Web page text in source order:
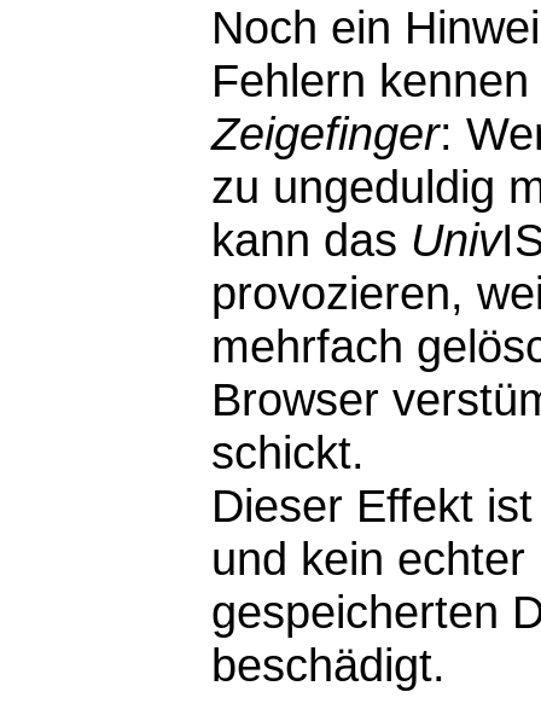
Noch ein
Fehlern
Zeigefinger:
zu ungeduldig
kann das Univ
provozieren,
mehrfach
Browser
schickt.
Dieser Effekt
und kein
gespeicherten
beschädigt.